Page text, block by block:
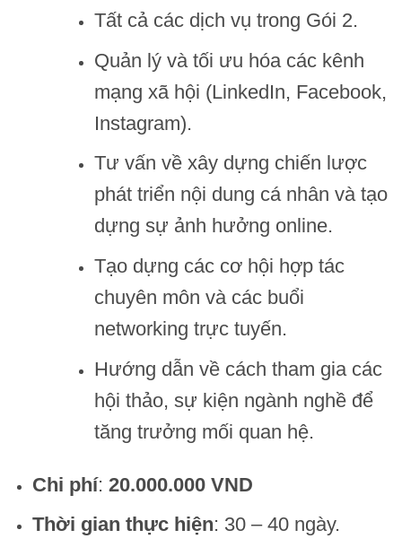
Tất cả các dịch vụ trong Gói 2.
Quản lý và tối ưu hóa các kênh
mạng xã hội (LinkedIn, Facebook,
Instagram).
Tư vấn về xây dựng chiến lược
phát triển nội dung cá nhân và tạo
dựng sự ảnh hưởng online.
Tạo dựng các cơ hội hợp tác
chuyên môn và các buổi
networking trực tuyến.
Hướng dẫn về cách tham gia các
hội thảo, sự kiện ngành nghề để
tăng trưởng mối quan hệ.
Chi phí: 20.000.000 VND
Thời gian thực hiện: 30 – 40 ngày.